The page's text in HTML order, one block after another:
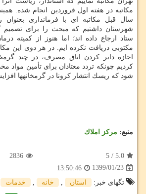
سال قبل مكاتبه ای با فرمانداری
شهرستان داشتیم كه مبحث را برای تصمیم
ستاد ارجاع داده اند؛ اما هنوز از كمیته
مكتوبی دریافت نكرده ایم. در هر دوی این
اجازه دایر كردن اتاق مصرف، در چند
كردیم چونكه تردد معتادان برای تأمین
شود كه ریسك انتشار كرونا در گرمخانهها
منبع: مركز املاك
5.0
/
5
2836
1399/01/23
13:50:46
تگهای خبر:
استان , خانه , خدمات